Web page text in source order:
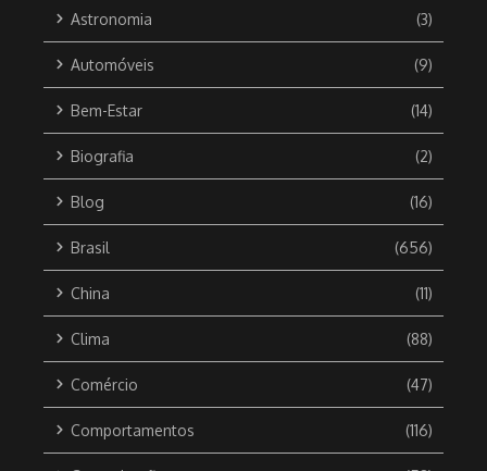
Astronomia (3)
Automóveis (9)
Bem-Estar (14)
Biografia (2)
Blog (16)
Brasil (656)
China (11)
Clima (88)
Comércio (47)
Comportamentos (116)